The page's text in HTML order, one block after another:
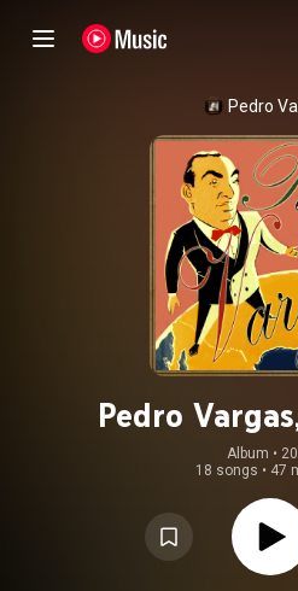
Pedro
Pedro
Album •
18 songs • 47